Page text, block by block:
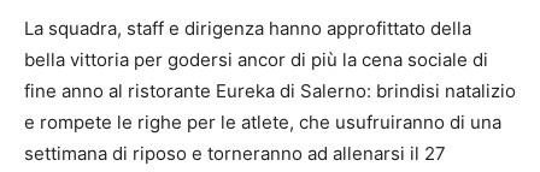
La squadra, staff e dirigenza hanno approfittato della
bella vittoria per godersi ancor di più la cena sociale di
fine anno al ristorante Eureka di Salerno: brindisi natalizio
e rompete le righe per le atlete, che usufruiranno di una
settimana di riposo e torneranno ad allenarsi il 27